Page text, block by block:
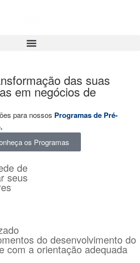
das suas
em negócios de
para nossos Programas de Pré-
os Programas
de
seus
do desenvolvimento do
com a orientação adequada